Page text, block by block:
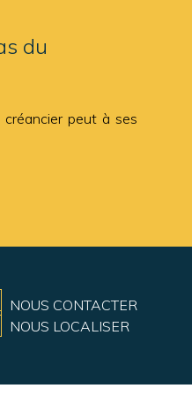
du
peut à ses
NOUS CONTACTER
NOUS LOCALISER